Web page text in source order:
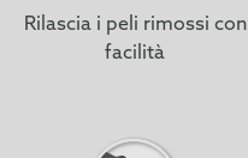
Rilascia i peli rimossi con
facilità